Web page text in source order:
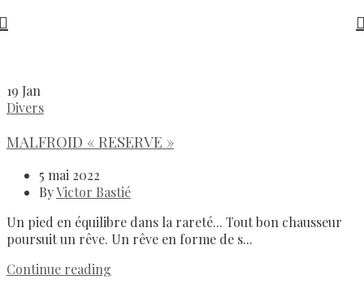
19 Jan
Divers
MALFROID « RESERVE »
5 mai 2022
ByVictor Bastié
Un pied en équilibre dans la rareté... Tout bon chausseur
poursuit un rêve. Un rêve en forme de s...
Continue reading